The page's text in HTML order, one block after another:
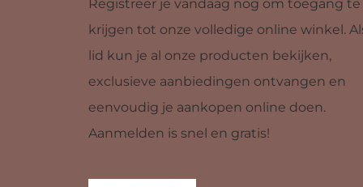
Registreer je vandaag nog om toegang te
krijgen tot onze volledige online winkel.
lid kun je al onze producten bekijken,
exclusieve aanbiedingen ontvangen en
eenvoudig je aankopen online doen.
Aanmelden is snel en gratis!